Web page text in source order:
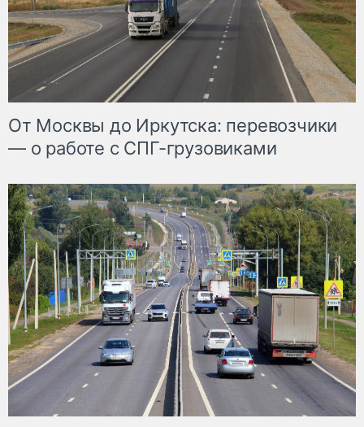
От Москвы до Иркутска: перевозчики
— о работе с СПГ-грузовиками